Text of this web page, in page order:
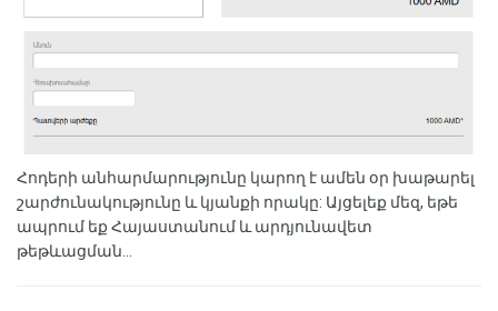
Հոդերի անհարմարությունը կարող է ամեն օր խաթարել
շարժունակությունը և կյանքի որակը: Այցելեք մեզ, եթե
ապրում եք Հայաստանում և արդյունավետ
թեթևացման...